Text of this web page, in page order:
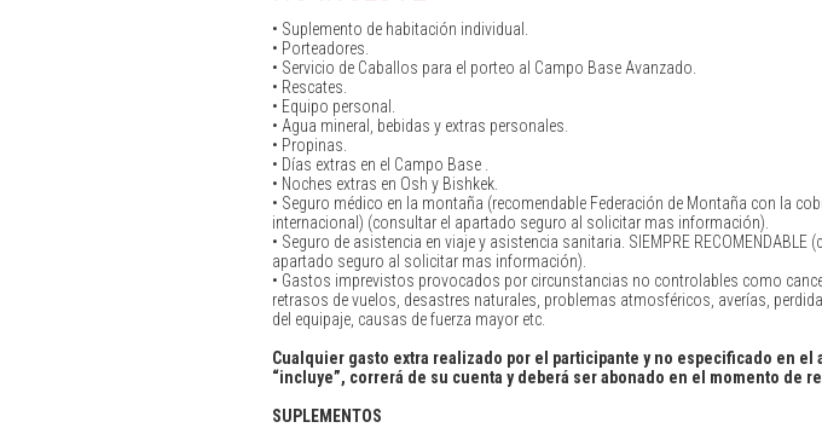
• Suplemento de habitación individual.
• Porteadores.
• Servicio de Caballos para el porteo al Campo Base Avanzado.
• Rescates.
• Equipo personal.
• Agua mineral, bebidas y extras personales.
• Propinas.
• Días extras en el Campo Base .
• Noches extras en Osh y Bishkek.
• Seguro médico en la montaña (recomendable Federación de Montaña con la
internacional) (consultar el apartado seguro al solicitar mas información).
• Seguro de asistencia en viaje y asistencia sanitaria. SIEMPRE RECOMENDABLE
apartado seguro al solicitar mas información).
• Gastos imprevistos provocados por circunstancias no controlables como
retrasos de vuelos, desastres naturales, problemas atmosféricos, averías,
del equipaje, causas de fuerza mayor etc.
Cualquier gasto extra realizado por el participante y no especificado en el
“incluye”, correrá de su cuenta y deberá ser abonado en el momento de
SUPLEMENTOS